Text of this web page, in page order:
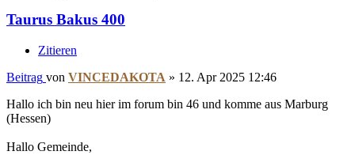
Taurus Bakus 400
Zitieren
Beitrag von VINCEDAKOTA » 12. Apr 2025 12:46
Hallo ich bin neu hier im forum bin 46 und komme aus Marburg
(Hessen)
Hallo Gemeinde,